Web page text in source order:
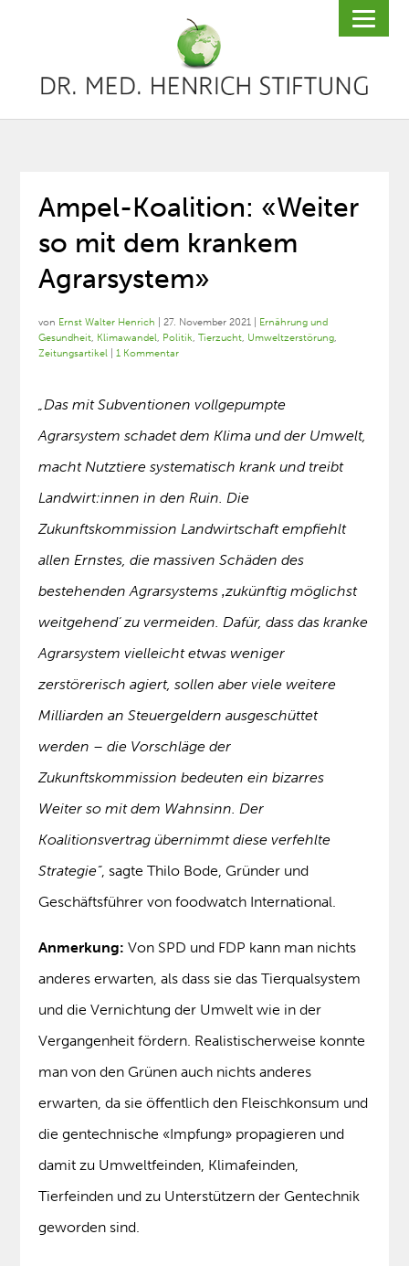
Ampel-Koalition: «Weiter
so mit dem krankem
Agrarsystem»
von Ernst Walter Henrich |27. November 2021
Ernährung und
Gesundheit, Klimawandel, Politik,Tierzucht, Umweltzerstörung,
Zeitungsartikel |1 Kommentar
„Das mit Subventionen vollgepumpte
Agrarsystem schadet dem Klima und der Umwelt,
macht Nutztiere systematisch krank und treibt
Landwirt:innen in den Ruin. Die
Zukunftskommission Landwirtschaft empfiehlt
allen Ernstes, die massiven Schäden des
bestehenden Agrarsystems ‚zukünftig möglichst
weitgehend‘ zu vermeiden. Dafür, dass das kranke
Agrarsystem vielleicht etwas weniger
zerstörerisch agiert, sollen aber viele weitere
Milliarden an Steuergeldern ausgeschüttet
werden – die Vorschläge der
Zukunftskommission bedeuten ein bizarres
Weiter so mit dem Wahnsinn. Der
Koalitionsvertrag übernimmt diese verfehlte
Strategie“, sagte Thilo Bode, Gründer und
Geschäftsführer von foodwatch International.
Anmerkung: Von SPD und FDP kann man nichts
anderes erwarten, als dass sie das Tierqualsystem
und die Vernichtung der Umwelt wie in der
Vergangenheit fördern. Realistischerweise konnte
man von den Grünen auch nichts anderes
erwarten, da sie öffentlich den Fleischkonsum und
die gentechnische «Impfung» propagieren und
damit zu Umweltfeinden, Klimafeinden,
Tierfeinden und zu Unterstützern der Gentechnik
geworden sind.